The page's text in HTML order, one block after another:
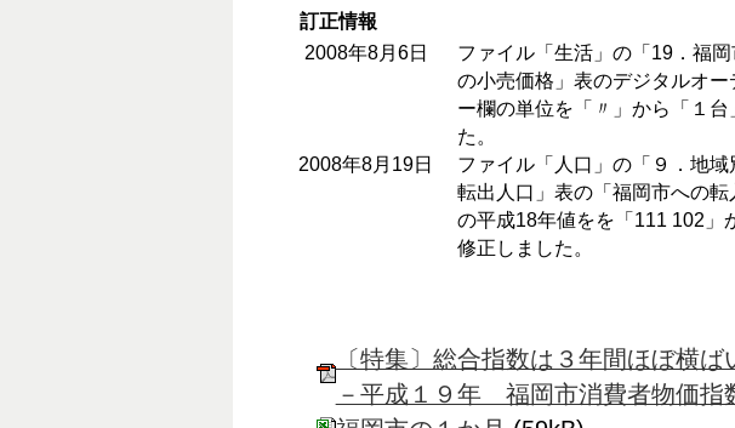
訂正情報
2008年8月6日
ファイル「生活」の「19．福
の小売価格」表のデジタルオー
ー欄の単位を「〃」から「１台
た。
2008年8月19日
ファイル「人口」の「９．地
転出人口」表の「福岡市への転
の平成18年値をを「111 102」
修正しました。
〔特集〕総合指数は３年間ほぼ横ば
－平成１９年 福岡市消費者物価指